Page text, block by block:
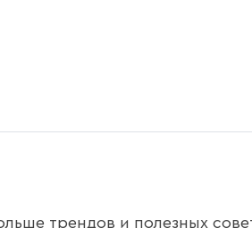
трендов и полезных